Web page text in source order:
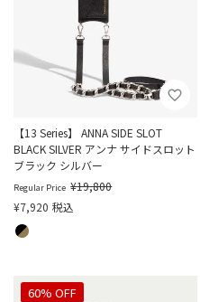
【13 Series】 ANNA SIDE SLOT
BLACK SILVER アンナ サイドスロット
ブラック シルバー
Regular Price ¥19,800
¥7,920 税込
60% OFF